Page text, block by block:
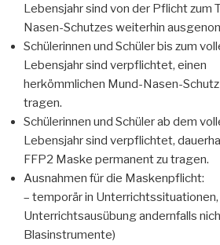
Lebensjahr sind von der Pflicht zum
Nasen-Schutzes weiterhin
Schülerinnen und Schüler bis zum
Lebensjahr sind verpflichtet, einen
herkömmlichen Mund-Nasen-
tragen.
Schülerinnen und Schüler ab dem
Lebensjahr sind verpflichtet,
FFP2 Maske permanent zu tragen.
Ausnahmen für die Maskenpflicht:
– temporär in Unterrichtssituationen,
Unterrichtsausübung andernfalls
Blasinstrumente)